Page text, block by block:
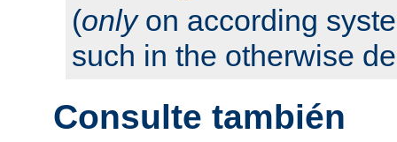
(onlyon according
such in the otherwise
Consulte también